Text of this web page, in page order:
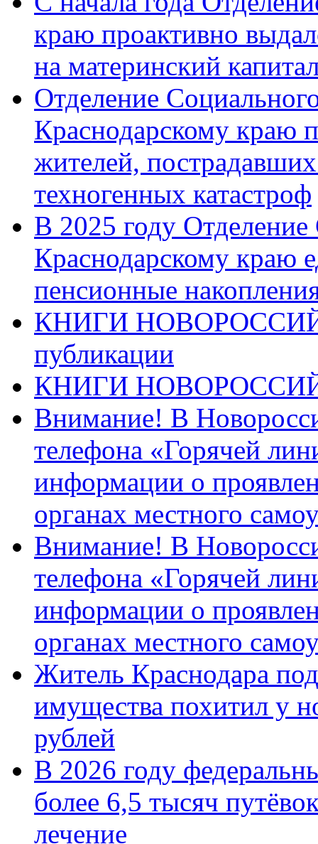
краю проактивно
на материнский
Отделение
Краснодарскому краю
жителей,
техногенных катастроф
В 2025 году
Краснодарскому краю
пенсионные
КНИГИ
публикации
КНИГИ
Внимание! В
телефона «Горячей
информации о
органах местного
Внимание! В
телефона «Горячей
информации о
органах местного
Житель Краснодара
имущества похитил у
рублей
В 2026 году
более 6,5 тысяч
лечение